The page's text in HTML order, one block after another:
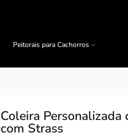
Peitorais para Cachorros
Coleira Personalizada
com Strass